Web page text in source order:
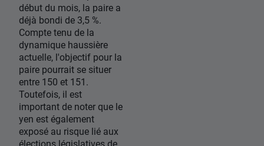
début du mois, la paire a
déjà bondi de 3,5 %.
Compte tenu de la
dynamique haussière
actuelle, l'objectif pour la
paire pourrait se situer
entre 150 et 151.
Toutefois, il est
important de noter que le
yen est également
exposé au risque lié aux